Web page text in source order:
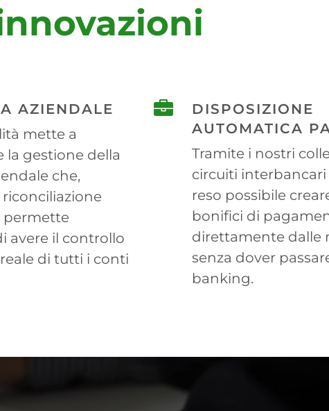
AZIENDALE
mette a
la gestione della
che,
permette
avere il controllo
di tutti i conti
DISPOSIZIONE
AUTOMATICA
Tramite i nostri
circuiti
reso possibile
bonifici di
direttamente dalle
senza dover
banking.